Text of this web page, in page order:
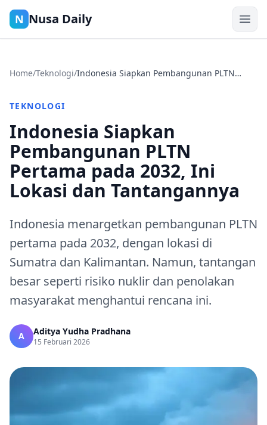
N Nusa Daily
Home/Teknologi/Indonesia Siapkan Pembangunan PLTN
TEKNOLOGI
Indonesia Siapkan
Pembangunan PLTN
Pertama pada 2032, Ini
Lokasi dan Tantangannya
Indonesia menargetkan pembangunan PLTN
pertama pada 2032, dengan lokasi di
Sumatra dan Kalimantan. Namun, tantangan
besar seperti risiko nuklir dan penolakan
masyarakat menghantui rencana ini.
A Aditya Yudha Pradhana
15 Februari 2026